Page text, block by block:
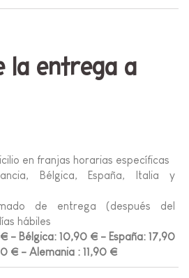
la entrega a
en franjas horarias específicas
Bélgica, España, Italia y
de entrega (después del
hábiles
- Bélgica: 10,90 € - España: 17,90
€ - Alemania : 11,90 €